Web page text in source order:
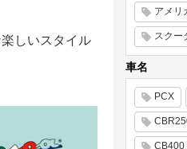
しいスタイル
アメリ
スクー
車名
PCX
CB400